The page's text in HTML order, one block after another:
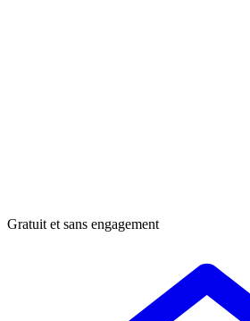
Gratuit et sans engagement